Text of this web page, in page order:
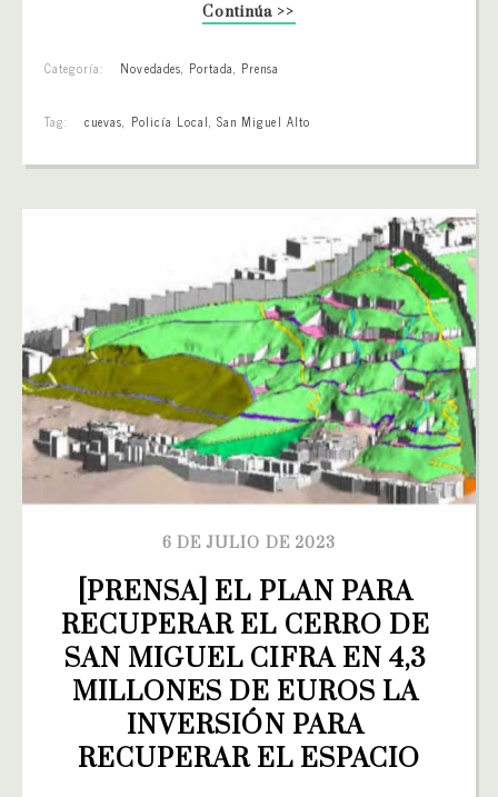
Continúa >>
Categoría: Novedades, Portada, Prensa
Tag: cuevas, Policía Local,San Miguel Alto
6 DE JULIO DE 2023
[PRENSA] EL PLAN PARA
RECUPERAR EL CERRO DE
SAN MIGUEL CIFRA EN 4,3
MILLONES DE EUROS LA
INVERSIÓN PARA
RECUPERAR EL ESPACIO